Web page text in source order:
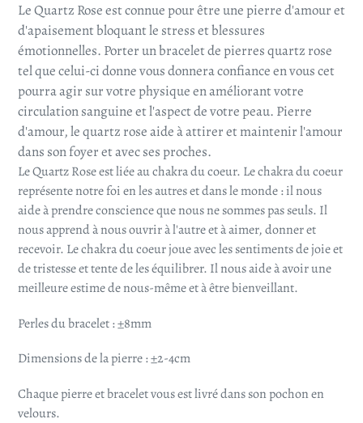
Le Quartz Rose est connue pour être une pierre d'amour et
d'apaisement bloquant le stress et blessures
émotionnelles. Porter un bracelet de pierres quartz rose
tel que celui-ci donne vous donnera confiance en vous cet
pourra agir sur votre physique en améliorant votre
circulation sanguine et l'aspect de votre peau. Pierre
d'amour, le quartz rose aide à attirer et maintenir l'amour
dans son foyer et avec ses proches.
Le Quartz Rose est liée au chakra du coeur. Le chakra du coeur
représente notre foi en les autres et dans le monde : il nous
aide à prendre conscience que nous ne sommes pas seuls. Il
nous apprend à nous ouvrir à l'autre et à aimer, donner et
recevoir. Le chakra du coeur joue avec les sentiments de joie et
de tristesse et tente de les équilibrer. Il nous aide à avoir une
meilleure estime de nous-même et à être bienveillant.
Perles du bracelet : ±8mm
Dimensions de la pierre : ±2-4cm
Chaque pierre et bracelet vous est livré dans son pochon en
velours.